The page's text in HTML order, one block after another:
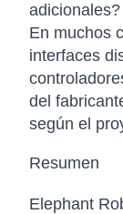
adicionales?
En muchos
interfaces
del
según el
Resumen
Elephant